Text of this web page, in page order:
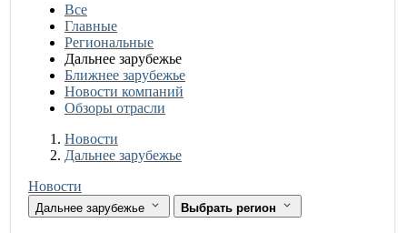
Все
Главные
Региональные
Дальнее зарубежье
Ближнее зарубежье
Новости компаний
Обзоры отрасли
Новости
Разделы
Новости
Дальнее зарубежье
Новости
Дальнее зарубежье Выбрать регион